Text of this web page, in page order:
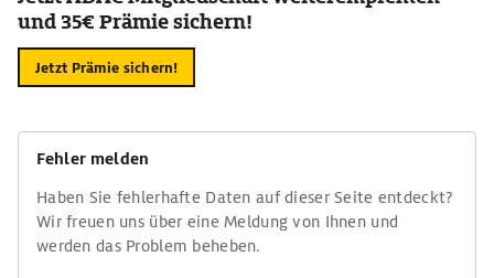
und 35€ Prämie sichern!
Jetzt Prämie sichern!
Fehler melden
Haben Sie fehlerhafte Daten auf dieser Seite entdeckt?
Wir freuen uns über eine Meldung von Ihnen und
werden das Problem beheben.